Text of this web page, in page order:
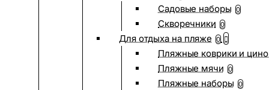
Садовые наборы 0
Скворечники 0
Для отдыха на пляже 0
Пляжные коврики и
Пляжные мячи 0
Пляжные наборы 0